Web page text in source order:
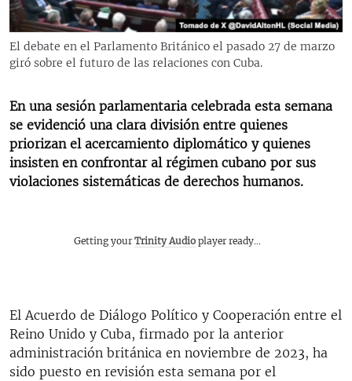
LA REALIDAD DE LA VIVIENDA EN CUBA
KENTU-CUBANO
DESINFORMACIÓN RUSA EN AMÉRICA LATINA
LA INVASIÓN DE RUSIA A UCRANIA
EDITORIALES
SÍGUENOS
El debate en el Parlamento Británico el pasado 27 de marzo
giró sobre el futuro de las relaciones con Cuba.
En una sesión parlamentaria celebrada esta semana
se evidenció una clara división entre quienes
priorizan el acercamiento diplomático y quienes
insisten en confrontar al régimen cubano por sus
violaciones sistemáticas de derechos humanos.
Getting yourTrinity Audio player ready...
El Acuerdo de Diálogo Político y Cooperación entre el
Reino Unido y Cuba, firmado por la anterior
administración británica en noviembre de 2023, ha
sido puesto en revisión esta semana por el